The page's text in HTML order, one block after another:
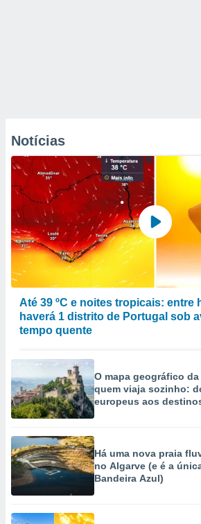
Notícias
Até 39 ºC e noites tropicais: entre
haverá 1 distrito de Portugal sob
tempo quente
O mapa geográfico
quem viaja sozinho:
europeus aos
Há uma nova praia
no Algarve (e é a
Bandeira Azul)